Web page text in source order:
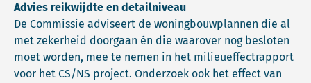
Advies reikwijdte en detailniveau
De Commissie adviseert de woningbouwplannen die al
met zekerheid doorgaan én die waarover nog besloten
moet worden, mee te nemen in het milieueffectrapport
voor het CS/NS project. Onderzoek ook het effect van